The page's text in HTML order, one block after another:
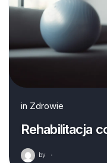
in Zdrowie
Rehabilitacja
by ·